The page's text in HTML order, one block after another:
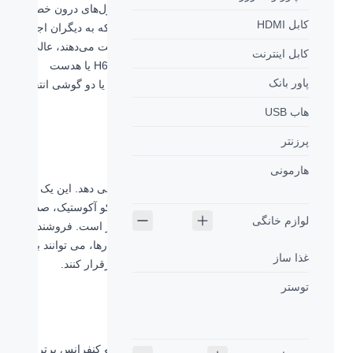
کابل HDMI
کابل اینترنت
پاور بانک
هاب USB
پرزنتر
هارمونی
لوازم خانگی
غذا ساز
توستر
می‌کند. برای افرادی که به طراحی هایی مانند کنترل‌های درون خطی
بصری برای تنظیم صدا و همچنین نور LED روشن که به دیگران اجازه
می‌دهد متوجه شوند که در حال مکالمه هستید اهمیت می‌دهند، عالی
است. شما می توانید مدل های هدست H650e Mono یا هدست
H650e Stereo را به ترتیب برای بهره مندی از یک یا دو گوشی انتخاب
صدایی شاهکار برای تماس های تجاری
هدست H650e عملکرد و همچنین سبکی را ارائه می دهد. این یک
هدست حرفه ای با پردازش سیگنال دیجیتال، لغو اکو آکوستیک، صدای
باند پهن، اکولایزر پویا و میکروفون حذف کننده نویز است. فروشندگان
و افراد مسئول در فعالیت های اجتماعی کسب و کارها، می توانند با
وضوح کامل تماس های ورودی و خروجی خود را برقرار کنند.
گواهینامه سازگاری با نرم افزار های برگزاری ویدئو کنفرانس برتر و